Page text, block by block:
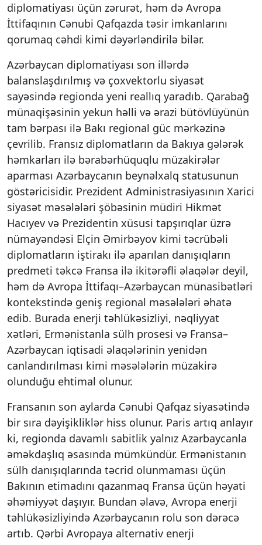
diplomatiyası üçün zərurət, həm də Avropa
İttifaqının Cənubi Qafqazda təsir imkanlarını
qorumaq cəhdi kimi dəyərləndirilə bilər.
Azərbaycan diplomatiyası son illərdə
balanslaşdırılmış və çoxvektorlu siyasət
sayəsində regionda yeni reallıq yaradıb. Qarabağ
münaqişəsinin yekun həlli və ərazi bütövlüyünün
tam bərpası ilə Bakı regional güc mərkəzinə
çevrilib. Fransız diplomatların da Bakıya gələrək
həmkarları ilə bərabərhüquqlu müzakirələr
aparması Azərbaycanın beynəlxalq statusunun
göstəricisidir. Prezident Administrasiyasının Xarici
siyasət məsələləri şöbəsinin müdiri Hikmət
Hacıyev və Prezidentin xüsusi tapşırıqlar üzrə
nümayəndəsi Elçin Əmirbəyov kimi təcrübəli
diplomatların iştirakı ilə aparılan danışıqların
predmeti təkcə Fransa ilə ikitərəfli əlaqələr deyil,
həm də Avropa İttifaqı–Azərbaycan münasibətləri
kontekstində geniş regional məsələləri əhatə
edib. Burada enerji təhlükəsizliyi, nəqliyyat
xətləri, Ermənistanla sülh prosesi və Fransa–
Azərbaycan iqtisadi əlaqələrinin yenidən
canlandırılması kimi məsələlərin müzakirə
olunduğu ehtimal olunur.
Fransanın son aylarda Cənubi Qafqaz siyasətində
bir sıra dəyişikliklər hiss olunur. Paris artıq anlayır
ki, regionda davamlı sabitlik yalnız Azərbaycanla
əməkdaşlıq əsasında mümkündür. Ermənistanın
sülh danışıqlarında təcrid olunmaması üçün
Bakının etimadını qazanmaq Fransa üçün həyati
əhəmiyyət daşıyır. Bundan əlavə, Avropa enerji
təhlükəsizliyində Azərbaycanın rolu son dərəcə
artıb. Qərbi Avropaya alternativ enerji